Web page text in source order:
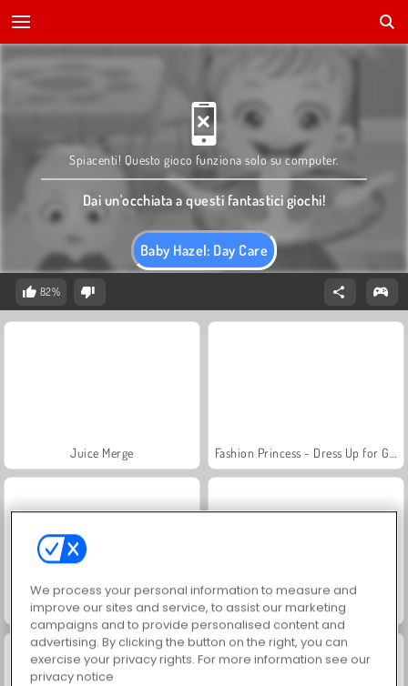
Baby Hazel: Day Care
Spiacenti! Questo gioco funziona solo su computer.
Dai un'occhiata a questi fantastici giochi!
82%
Juice Merge
Family Relics Farm Merge Valley
We process your personal information to measure and
improve our sites and service, to assist our marketing
campaigns and to provide personalised content and
advertising. By clicking the button on the right, you can
exercise your privacy rights. For more information see our
privacy notice